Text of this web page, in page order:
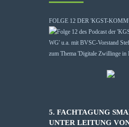
FOLGE 12 DER 'KGST-
5. FACHTAGUNG
UNTER LEITUNG